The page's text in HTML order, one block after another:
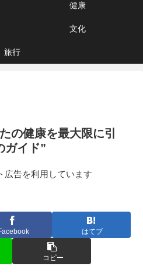
健康
文化
旅行
の健康を最大限に引
ガイド”
広告を利用しています
はてブ
コピー